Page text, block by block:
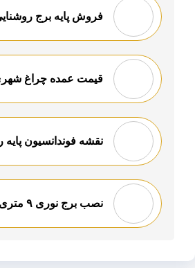
فروش پایه برج
قیمت عمده چراغ